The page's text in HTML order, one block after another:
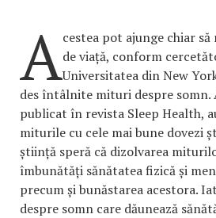
Acestea pot ajunge chiar
de viață, conform
Universitatea din New
des întâlnite mituri despre
publicat în revista Sleep Health,
miturile cu cele mai bune dovezi
știință speră că dizolvarea
îmbunătăți sănătatea fizică și
precum și bunăstarea acestora.
despre somn care dăunează